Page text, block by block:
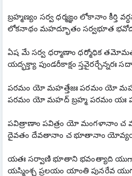
బ్రహ్మణ్యం సర్వ ధర్మఙ్ఞం లోకానాం కీర్తి
లోకనాథం మహద్భూతం సర్వభూత
ఏష మే సర్వ ధర్మాణాం ధర్మో‌ధిక
యద్భక్త్యా పుండరీకాక్షం స్తవైరర్చేన్నరః
పరమం యో మహత్తేజః పరమం యో
పరమం యో మహద్ బ్రహ్మ పరమం యః
పవిత్రాణాం పవిత్రం యో మంగళానాం చ
దైవతం దేవతానాం చ భూతానాం
యతః సర్వాణి భూతాని భవంత్యాది
యస్మింశ్చ ప్రలయం యాంతి పునరేవ